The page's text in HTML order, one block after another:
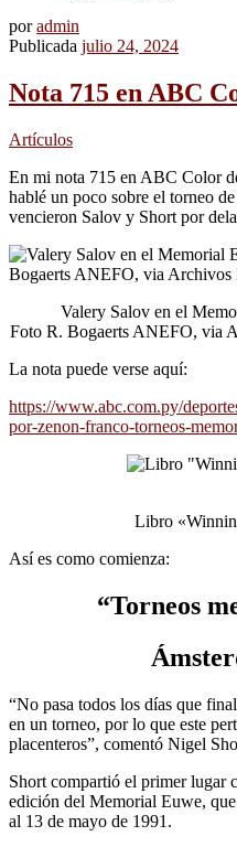
poradmin
Publicada julio 24, 2024
Nota 715 en ABC
Artículos
En mi nota 715 en ABC Color
hablé un poco sobre el torneo
vencieron Salov y Short por
Valery Salov en el
Foto R. Bogaerts ANEFO, via
La nota puede verse aquí:
https://www.abc.com.py/
por-zenon-franco-torneos-
Libro
Así es como comienza:
“Torneos
“No pasa todos los días que
en un torneo, por lo que este
placenteros”, comentó Nigel
Short compartió el primer lugar
edición del Memorial Euwe,
al 13 de mayo de 1991.